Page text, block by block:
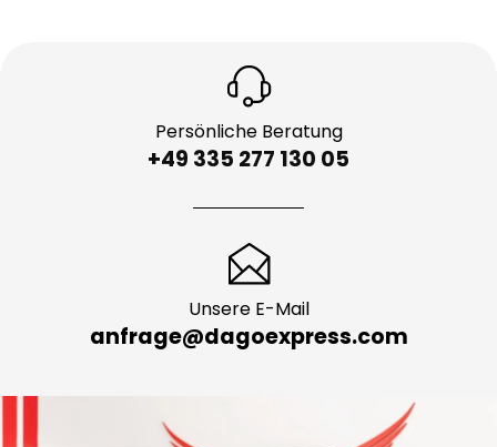
Persönliche Beratung
+49 335 277 130 05
Unsere E-Mail
anfrage@dagoexpress.com